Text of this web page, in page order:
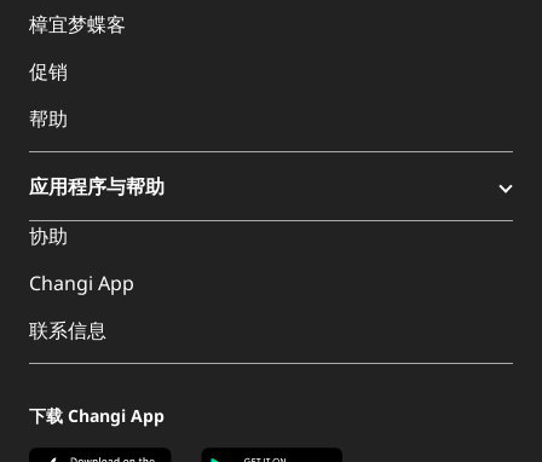
樟宜梦蝶客
促销
帮助
应用程序与帮助
协助
Changi App
联系信息
下载 Changi App